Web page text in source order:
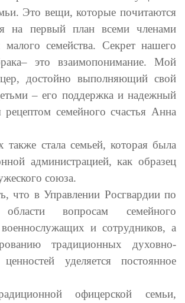
Это вещи, которые почитаются
на первый план всеми членами
семейства. Секрет нашего
это взаимопонимание. Мой
достойно выполняющий свой
– его поддержка и надежный
рецептом семейного счастья Анна
также стала семьей, которая была
администрацией, как образец
союза.
что в Управлении Росгвардии по
области вопросам семейного
и сотрудников, а
традиционных духовно-
уделяется постоянное
офицерской семьи,